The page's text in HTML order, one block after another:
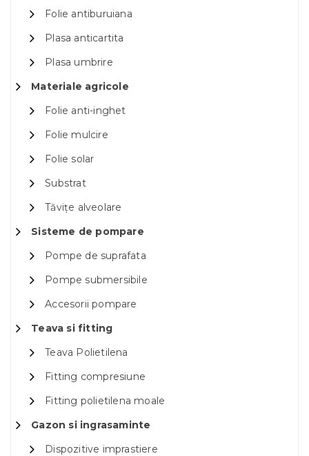
Folie antiburuiana
Plasa anticartita
Plasa umbrire
Materiale agricole
Folie anti-inghet
Folie mulcire
Folie solar
Substrat
Tăvițe alveolare
Sisteme de pompare
Pompe de suprafata
Pompe submersibile
Accesorii pompare
Teava si fitting
Teava Polietilena
Fitting compresiune
Fitting polietilena moale
Gazon si ingrasaminte
Dispozitive imprastiere